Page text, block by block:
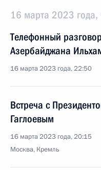
16 марта 2023 года,
Телефонный
Азербайджана
16 марта 2023 года, 22:50
Встреча с
Гаглоевым
16 марта 2023 года, 20:15
Москва, Кремль